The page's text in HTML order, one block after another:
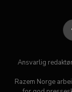
Ansvarlig
Razem Norge